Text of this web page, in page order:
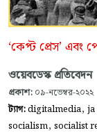
‘কেপ্ট প্রেস’ এবং
ওয়েবডেস্ক প্রতিবেদন
প্রকাশ: ০৯-নভেম্বর-২০২২
ট্যাগ:digitalmedia,
socialism, socialist